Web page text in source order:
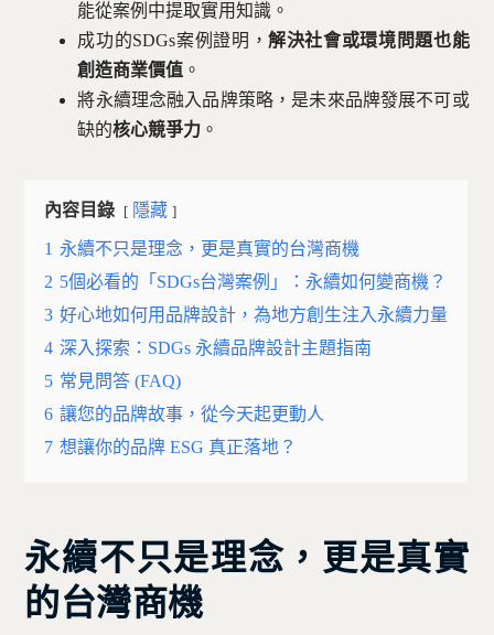
能從案例中提取實用知識。
成功的SDGs案例證明，解決社會或環境問題也能
創造商業價值 。
將永續理念融入品牌策略，是未來品牌發展不可或
缺的核心競爭力 。
內容目錄 隱藏
1 永續不只是理念，更是真實的台灣商機
2 5個必看的「SDGs台灣案例」：永續如何變商機？
3 好心地如何用品牌設計，為地方創生注入永續力量
4 深入探索：SDGs 永續品牌設計主題指南
5 常見問答 (FAQ)
6 讓您的品牌故事，從今天起更動人
7 想讓你的品牌 ESG 真正落地？
永續不只是理念，更是真實
的台灣商機